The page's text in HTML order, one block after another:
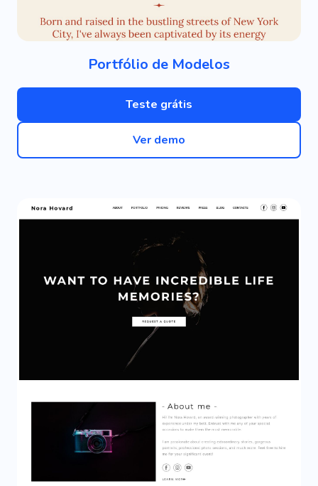
Portfólio de Modelos
Teste grátis
Ver demo